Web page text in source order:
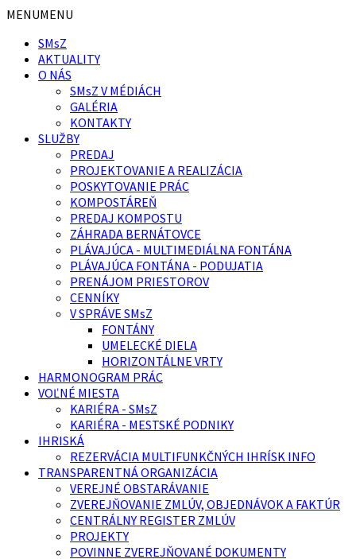
Preskočiť
obsah
Preskočiť
ľavý
panel
Preskočiť
pätičku
MENUMENU
SMsZ
AKTUALITY
O NÁS
SMsZ V MÉDIÁCH
GALÉRIA
KONTAKTY
SLUŽBY
PREDAJ
PROJEKTOVANIE A REALIZÁCIA
POSKYTOVANIE PRÁC
KOMPOSTÁREŇ
PREDAJ KOMPOSTU
ZÁHRADA BERNÁTOVCE
PLÁVAJÚCA - MULTIMEDIÁLNA FONTÁNA
PLÁVAJÚCA FONTÁNA - PODUJATIA
PRENÁJOM PRIESTOROV
CENNÍKY
V SPRÁVE SMsZ
FONTÁNY
UMELECKÉ DIELA
HORIZONTÁLNE VRTY
HARMONOGRAM PRÁC
VOĽNÉ MIESTA
KARIÉRA - SMsZ
KARIÉRA - MESTSKÉ PODNIKY
IHRISKÁ
REZERVÁCIA MULTIFUNKČNÝCH IHRÍSK INFO
TRANSPARENTNÁ ORGANIZÁCIA
VEREJNÉ OBSTARÁVANIE
ZVEREJŇOVANIE ZMLÚV, OBJEDNÁVOK A FAKTÚR
CENTRÁLNY REGISTER ZMLÚV
PROJEKTY
POVINNE ZVEREJŇOVANÉ DOKUMENTY